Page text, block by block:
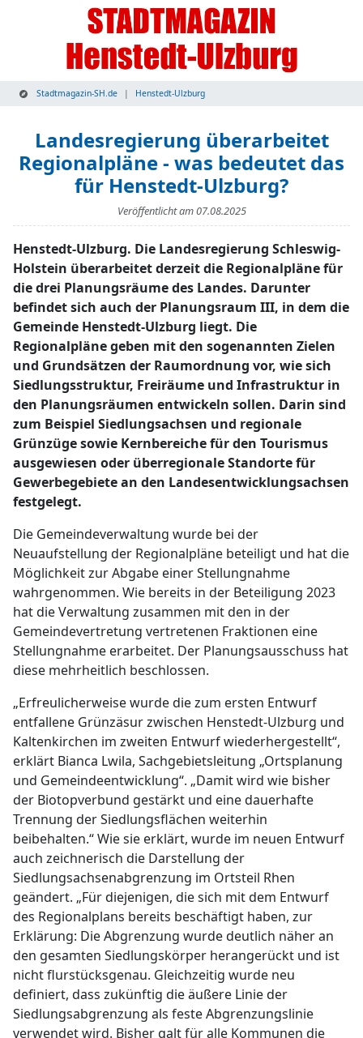
Stadtmagazin-SH.de Henstedt-Ulzburg
Landesregierung überarbeitet
Regionalpläne - was bedeutet das
für Henstedt-Ulzburg?
Veröffentlicht am07.08.2025
Henstedt-Ulzburg. Die Landesregierung Schleswig-
Holstein überarbeitet derzeit die Regionalpläne für
die drei Planungsräume des Landes. Darunter
befindet sich auch der Planungsraum III, in dem die
Gemeinde Henstedt-Ulzburg liegt. Die
Regionalpläne geben mit den sogenannten Zielen
und Grundsätzen der Raumordnung vor, wie sich
Siedlungsstruktur, Freiräume und Infrastruktur in
den Planungsräumen entwickeln sollen. Darin sind
zum Beispiel Siedlungsachsen und regionale
Grünzüge sowie Kernbereiche für den Tourismus
ausgewiesen oder überregionale Standorte für
Gewerbegebiete an den Landesentwicklungsachsen
festgelegt.
Die Gemeindeverwaltung wurde bei der
Neuaufstellung der Regionalpläne beteiligt und hat die
Möglichkeit zur Abgabe einer Stellungnahme
wahrgenommen. Wie bereits in der Beteiligung 2023
hat die Verwaltung zusammen mit den in der
Gemeindevertretung vertretenen Fraktionen eine
Stellungnahme erarbeitet. Der Planungsausschuss hat
diese mehrheitlich beschlossen.
„Erfreulicherweise wurde die zum ersten Entwurf
entfallene Grünzäsur zwischen Henstedt-Ulzburg und
Kaltenkirchen im zweiten Entwurf wiederhergestellt“,
erklärt Bianca Lwila, Sachgebietsleitung „Ortsplanung
und Gemeindeentwicklung“. „Damit wird wie bisher
der Biotopverbund gestärkt und eine dauerhafte
Trennung der Siedlungsflächen weiterhin
beibehalten.“ Wie sie erklärt, wurde im neuen Entwurf
auch zeichnerisch die Darstellung der
Siedlungsachsenabgrenzung im Ortsteil Rhen
geändert. „Für diejenigen, die sich mit dem Entwurf
des Regionalplans bereits beschäftigt haben, zur
Erklärung: Die Abgrenzung wurde deutlich näher an
den gesamten Siedlungskörper herangerückt und ist
nicht flurstücksgenau. Gleichzeitig wurde neu
definiert, dass zukünftig die äußere Linie der
Siedlungsabgrenzung als feste Abgrenzungslinie
verwendet wird. Bisher galt für alle Kommunen die